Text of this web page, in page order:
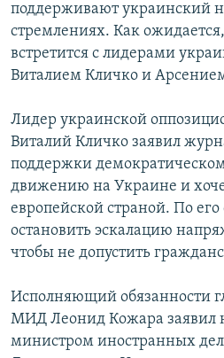
поддерживают украинский
стремлениях. Как
встретится с лидерами
Виталием Кличко и
Лидер украинской
Виталий Кличко заявил
поддержки
движению на Украине и
европейской страной. По
остановить эскалацию
чтобы не допустить
Исполняющий обязанности
МИД Леонид Кожара заявил
министром иностранных